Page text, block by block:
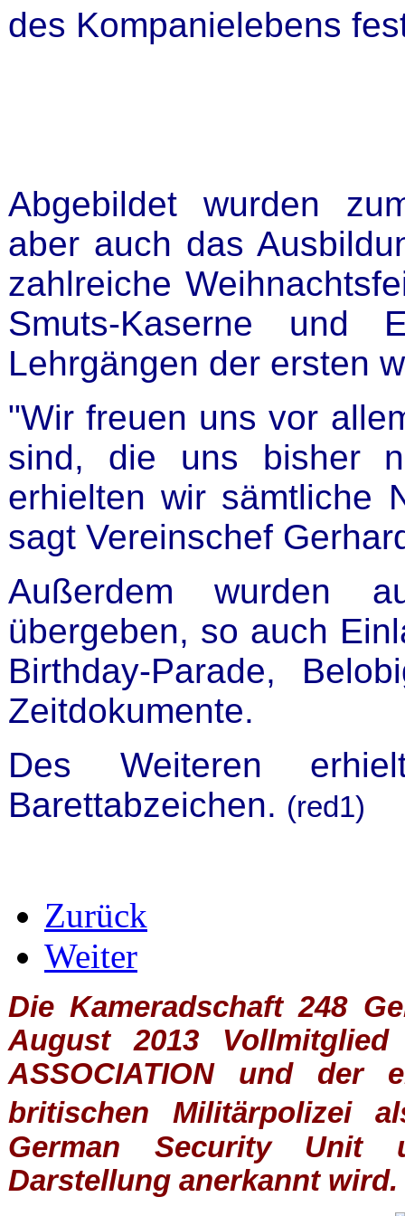
des Kompanielebens
Abgebildet wurden
aber auch das
zahlreiche
Smuts-Kaserne und
Lehrgängen der ersten
"Wir freuen uns vor
sind, die uns bisher
erhielten wir sämtliche
sagt Vereinschef
Außerdem wurden
übergeben, so auch
Birthday-Parade,
Zeitdokumente.
Des Weiteren
Barettabzeichen. (red1)
Zurück
Weiter
Die Kameradschaft 248
August 2013
ASSOCIATIONund der
britischen
Militärpolizei
German Security Unit
Darstellung anerkannt wird.